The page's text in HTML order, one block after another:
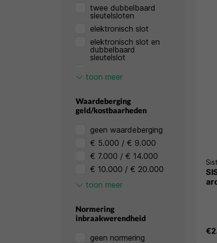
twee dubbelbaard
sleutelsloten
elektronisch slot
elektronisch slot en
dubbelbaard
sleutelslot
sleutelslot
twee elektronisch
sloten
toon meer
Waardeberging
geld/kostbaarheden
geen waardeberging
€ 5.000 / € 9.000
€ 7.000 / € 14.000
€ 10.000 / € 20.000
€ 25.000 / € 50.000
€ 75.000 / € 150.000
€ 125.000 / €
toon meer
Normering
inbraakwerendheid
geen normering